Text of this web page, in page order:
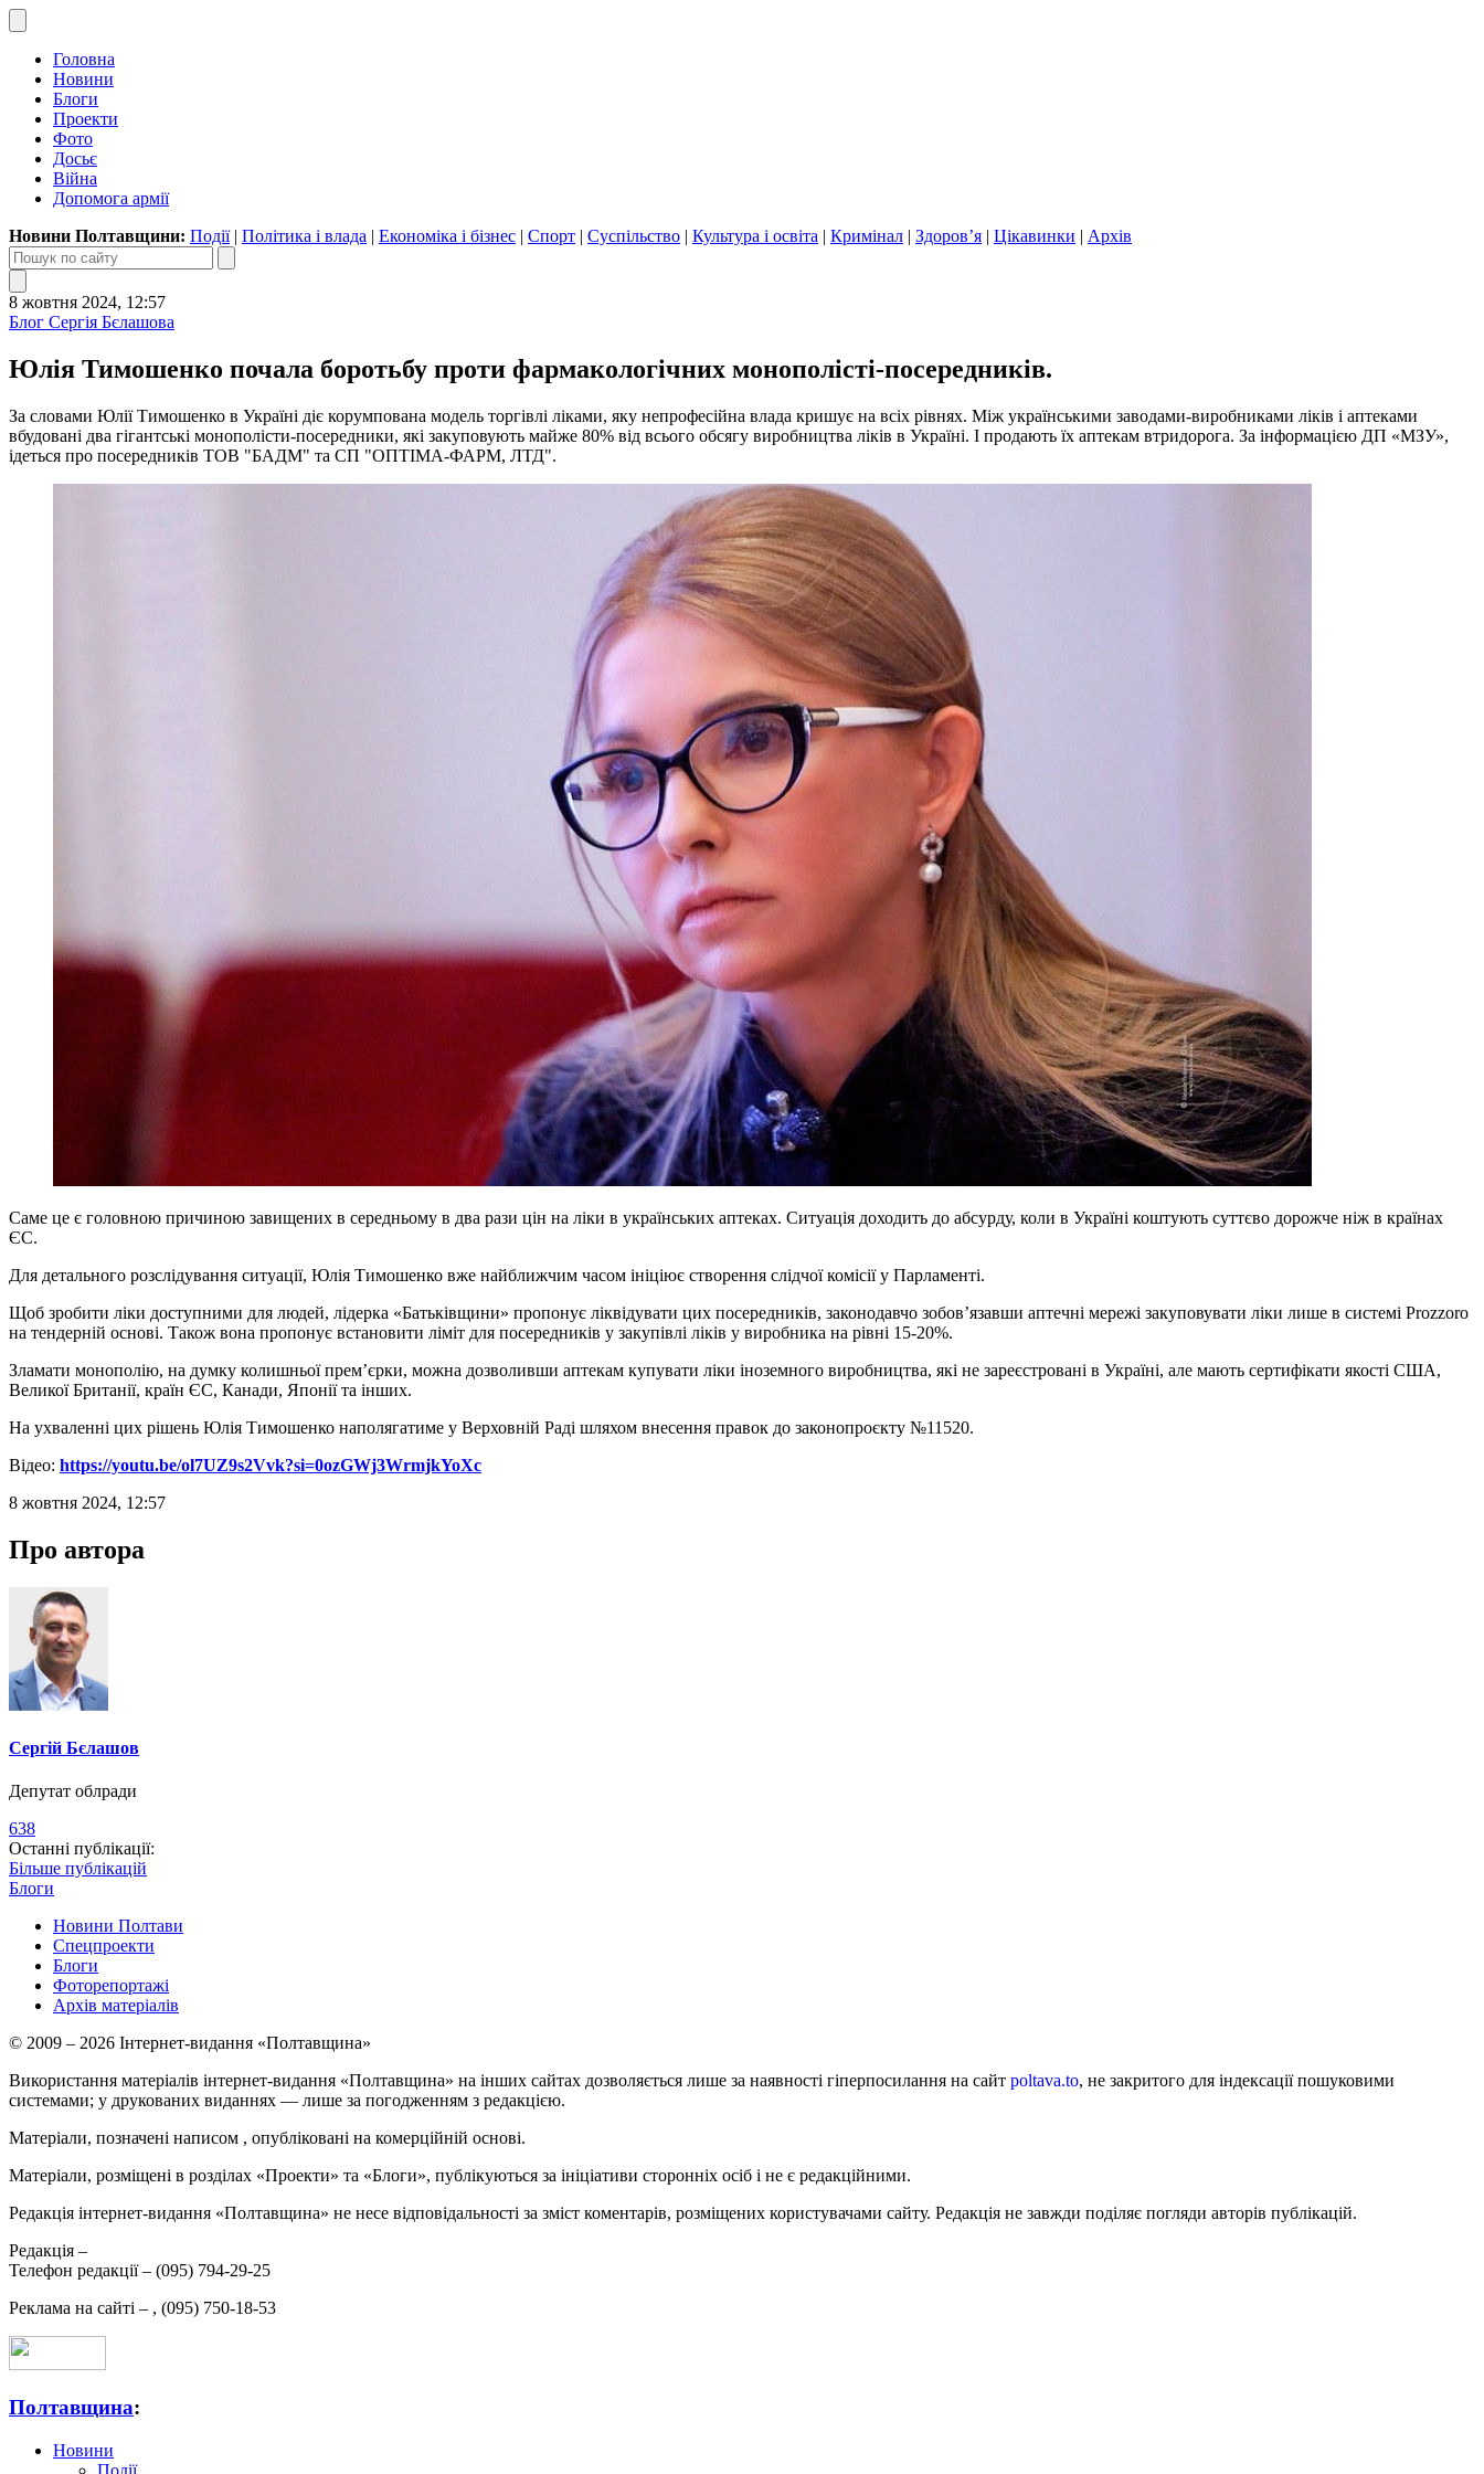
Головна
Новини
Блоги
Проекти
Фото
Досьє
Війна
Допомога армії
Новини Полтавщини: Події| Політика і влада | Економіка і бізнес | Спорт | Суспільство | Культура і освіта | Кримінал | Здоров’я | Цікавинки | Архів
8 жовтня 2024, 12:57
Блог Сергія Бєлашова
Юлія Тимошенко почала боротьбу проти фармакологічних монополісті-посередників.
За словами Юлії Тимошенко в Україні діє корумпована модель торгівлі ліками, яку непрофесійна влада кришує на всіх рівнях. Між українськими заводами-виробниками ліків і аптеками
вбудовані два гігантські монополісти-посередники, які закуповують майже 80% від всього обсягу виробництва ліків в Україні. І продають їх аптекам втридорога. За інформацією ДП «МЗУ»,
ідеться про посередників ТОВ "БАДМ" та СП "ОПТІМА-ФАРМ, ЛТД".
Саме це є головною причиною завищених в середньому в два рази цін на ліки в українських аптеках. Ситуація доходить до абсурду, коли в Україні коштують суттєво дорожче ніж в країнах
ЄС.
Для детального розслідування ситуації, Юлія Тимошенко вже найближчим часом ініціює створення слідчої комісії у Парламенті.
Щоб зробити ліки доступними для людей, лідерка «Батьківщини» пропонує ліквідувати цих посередників, законодавчо зобов’язавши аптечні мережі закуповувати ліки лише в системі Prozzoro
на тендерній основі. Також вона пропонує встановити ліміт для посередників у закупівлі ліків у виробника на рівні 15-20%.
Зламати монополію, на думку колишньої прем’єрки, можна дозволивши аптекам купувати ліки іноземного виробництва, які не зареєстровані в Україні, але мають сертифікати якості США,
Великої Британії, країн ЄС, Канади, Японії та інших.
На ухваленні цих рішень Юлія Тимошенко наполягатиме у Верховній Раді шляхом внесення правок до законопроєкту №11520.
Відео: https://youtu.be/ol7UZ9s2Vvk?si=0ozGWj3WrmjkYoXc
8 жовтня 2024, 12:57
Про автора
Сергій Бєлашов
Депутат облради
638
Останні публікації:
Більше публікацій
Блоги
Новини Полтави
Спецпроекти
Блоги
Фоторепортажі
Архів матеріалів
© 2009 – 2026 Інтернет-видання «Полтавщина»
Використання матеріалів інтернет-видання «Полтавщина» на інших сайтах дозволяється лише за наявності гіперпосилання на сайт poltava.to, не закритого для індексації пошуковими
системами; у друкованих виданнях — лише за погодженням з редакцією.
Матеріали, позначені написом , опубліковані на комерційній основі.
Матеріали, розміщені в розділах «Проекти» та «Блоги», публікуються за ініціативи сторонніх осіб і не є редакційними.
Редакція інтернет-видання «Полтавщина» не несе відповідальності за зміст коментарів, розміщених користувачами сайту. Редакція не завжди поділяє погляди авторів публікацій.
Редакція –
Телефон редакції – (095) 794-29-25
Реклама на сайті – , (095) 750-18-53
Полтавщина:
Новини
Події